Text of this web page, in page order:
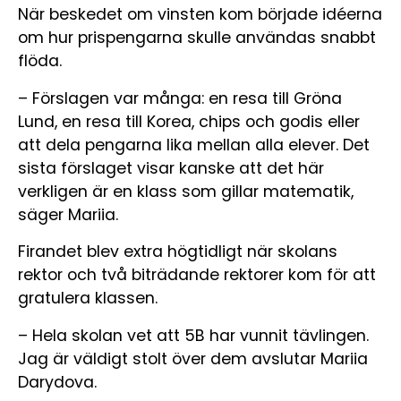
När beskedet om vinsten kom började idéerna
om hur prispengarna skulle användas snabbt
flöda.
– Förslagen var många: en resa till Gröna
Lund, en resa till Korea, chips och godis eller
att dela pengarna lika mellan alla elever. Det
sista förslaget visar kanske att det här
verkligen är en klass som gillar matematik,
säger Mariia.
Firandet blev extra högtidligt när skolans
rektor och två biträdande rektorer kom för att
gratulera klassen.
– Hela skolan vet att 5B har vunnit tävlingen.
Jag är väldigt stolt över dem avslutar Mariia
Darydova.